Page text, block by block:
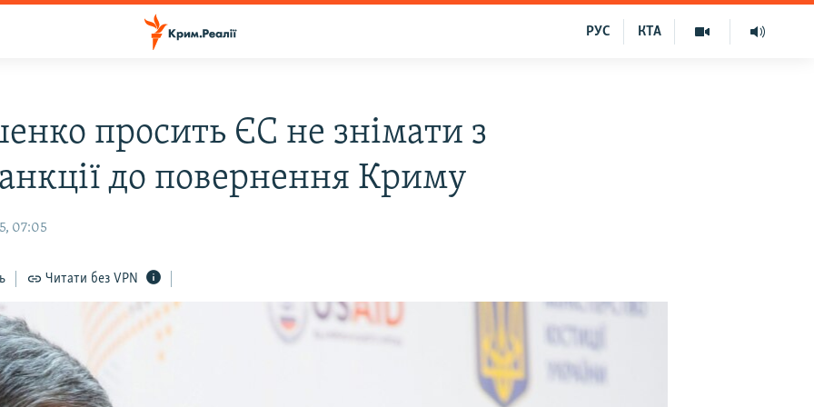
КТА
РУС
просить ЄС не знімати з
до повернення Криму
07:05
Читати без VPN